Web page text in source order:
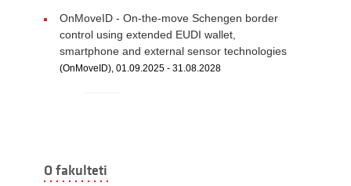
OnMoveID - On-the-move Schengen border
control using extended EUDI wallet,
smartphone and external sensor technologies
(OnMoveID), 01.09.2025 - 31.08.2028
O fakulteti